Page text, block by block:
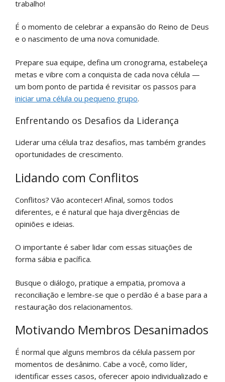
trabalho!
É o momento de celebrar a expansão do Reino de Deus
e o nascimento de uma nova comunidade.
Prepare sua equipe, defina um cronograma, estabeleça
metas e vibre com a conquista de cada nova célula —
um bom ponto de partida é revisitar os passos para
iniciar uma célula ou pequeno grupo.
Enfrentando os Desafios da Liderança
Liderar uma célula traz desafios, mas também grandes
oportunidades de crescimento.
Lidando com Conflitos
Conflitos? Vão acontecer! Afinal, somos todos
diferentes, e é natural que haja divergências de
opiniões e ideias.
O importante é saber lidar com essas situações de
forma sábia e pacífica.
Busque o diálogo, pratique a empatia, promova a
reconciliação e lembre-se que o perdão é a base para a
restauração dos relacionamentos.
Motivando Membros Desanimados
É normal que alguns membros da célula passem por
momentos de desânimo. Cabe a você, como líder,
identificar esses casos, oferecer apoio individualizado e